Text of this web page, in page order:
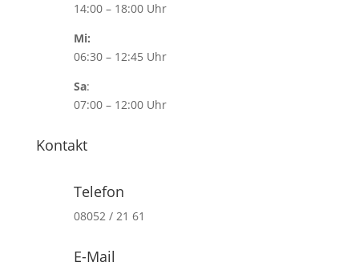
14:00 – 18:00 Uhr
Mi:
06:30 – 12:45 Uhr
Sa:
07:00 – 12:00 Uhr
Kontakt
Telefon
08052 / 21 61
E-Mail